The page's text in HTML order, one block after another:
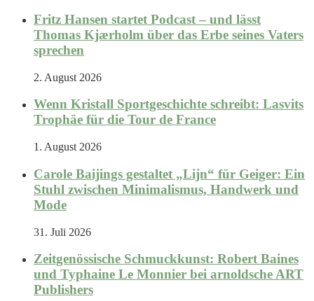
Fritz Hansen startet Podcast – und lässt
Thomas Kjærholm über das Erbe seines Vaters
sprechen
2. August 2026
Wenn Kristall Sportgeschichte schreibt: Lasvits
Trophäe für die Tour de France
1. August 2026
Carole Baijings gestaltet „Lijn“ für Geiger: Ein
Stuhl zwischen Minimalismus, Handwerk und
Mode
31. Juli 2026
Zeitgenössische Schmuckkunst: Robert Baines
und Typhaine Le Monnier bei arnoldsche ART
Publishers